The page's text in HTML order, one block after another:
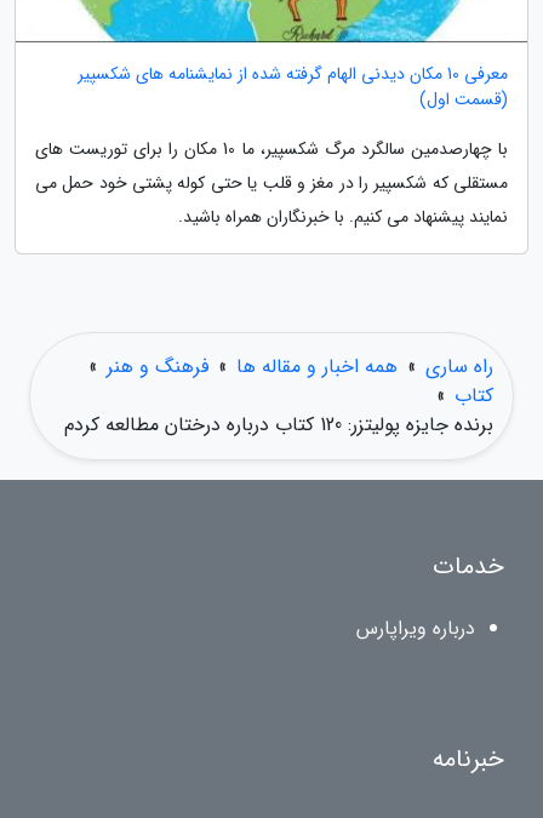
معرفی 10 مکان دیدنی الهام گرفته شده از نمایشنامه های شکسپیر
(قسمت اول)
با چهارصدمین سالگرد مرگ شکسپیر، ما 10 مکان را برای توریست های
مستقلی که شکسپیر را در مغز و قلب یا حتی کوله پشتی خود حمل می
نمایند پیشنهاد می کنیم. با خبرنگاران همراه باشید.
راه ساری » همه اخبار و مقاله ها » فرهنگ و هنر »
کتاب »
برنده جایزه پولیتزر: 120 کتاب درباره درختان مطالعه کردم
خدمات
درباره ویراپارس
خبرنامه